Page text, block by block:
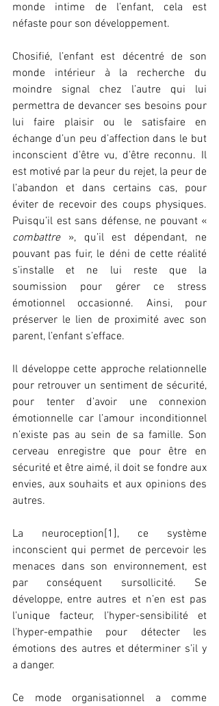
monde intime de l’enfant, cela est
néfaste pour son développement.
Chosifié, l’enfant est décentré de son
monde intérieur à la recherche du
moindre signal chez l’autre qui lui
permettra de devancer ses besoins pour
lui faire plaisir ou le satisfaire en
échange d’un peu d’affection dans le but
inconscient d’être vu, d’être reconnu. Il
est motivé par la peur du rejet, la peur de
l’abandon et dans certains cas, pour
éviter de recevoir des coups physiques.
combattre », qu’il est dépendant, ne
pouvant pas fuir, le déni de cette réalité
s’installe et ne lui reste que la
soumission pour gérer ce stress
émotionnel occasionné. Ainsi, pour
préserver le lien de proximité avec son
parent, l’enfant s’efface.
Il développe cette approche relationnelle
pour retrouver un sentiment de sécurité,
pour tenter d’avoir une connexion
émotionnelle car l’amour inconditionnel
n’existe pas au sein de sa famille. Son
cerveau enregistre que pour être en
sécurité et être aimé, il doit se fondre aux
envies, aux souhaits et aux opinions des
autres.
La neuroception[1], ce système
inconscient qui permet de percevoir les
menaces dans son environnement, est
par conséquent sursollicité. Se
développe, entre autres et n’en est pas
l’unique facteur, l’hyper-sensibilité et
l’hyper-empathie pour détecter les
émotions des autres et déterminer s’il y
a danger.
Ce mode organisationnel a comme